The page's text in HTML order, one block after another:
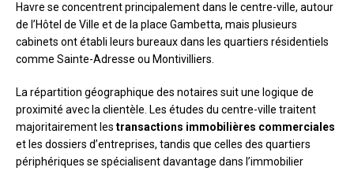
Havre se concentrent principalement dans le centre-ville, autour
de l’Hôtel de Ville et de la place Gambetta, mais plusieurs
cabinets ont établi leurs bureaux dans les quartiers résidentiels
comme Sainte-Adresse ou Montivilliers.
La répartition géographique des notaires suit une logique de
proximité avec la clientèle. Les études du centre-ville traitent
majoritairement les transactions immobilières commerciales
et les dossiers d’entreprises, tandis que celles des quartiers
périphériques se spécialisent davantage dans l’immobilier